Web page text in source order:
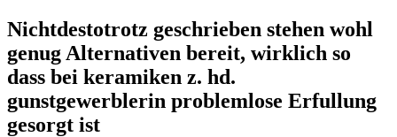
Nichtdestotrotz geschrieben stehen wohl
genug Alternativen bereit, wirklich so
dass bei keramiken z. hd.
gunstgewerblerin problemlose Erfullung
gesorgt ist